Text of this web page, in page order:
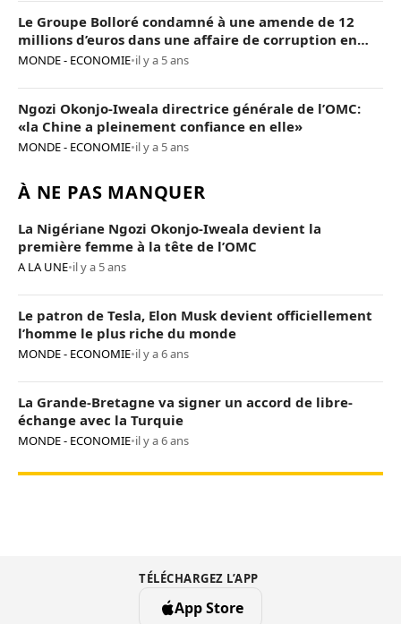
Le Groupe Bolloré condamné à une amende de 12
millions d’euros dans une affaire de corruption en
Afrique
MONDE - ECONOMIE•il y a 5 ans
Ngozi Okonjo-Iweala directrice générale de l’OMC:
«la Chine a pleinement confiance en elle»
MONDE - ECONOMIE•il y a 5 ans
À NE PAS MANQUER
La Nigériane Ngozi Okonjo-Iweala devient la
première femme à la tête de l’OMC
A LA UNE•il y a 5 ans
Le patron de Tesla, Elon Musk devient officiellement
l’homme le plus riche du monde
MONDE - ECONOMIE•il y a 6 ans
La Grande-Bretagne va signer un accord de libre-
échange avec la Turquie
MONDE - ECONOMIE•il y a 6 ans
TÉLÉCHARGEZ L’APP
App Store